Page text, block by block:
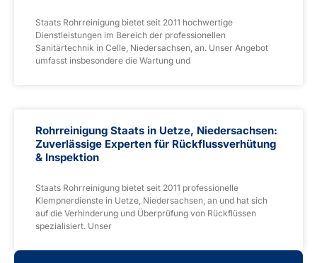
Staats Rohrreinigung bietet seit 2011 hochwertige
Dienstleistungen im Bereich der professionellen
Sanitärtechnik in Celle, Niedersachsen, an. Unser Angebot
umfasst insbesondere die Wartung und
Rohrreinigung Staats in Uetze, Niedersachsen:
Zuverlässige Experten für Rückflussverhütung
& Inspektion
Staats Rohrreinigung bietet seit 2011 professionelle
Klempnerdienste in Uetze, Niedersachsen, an und hat sich
auf die Verhinderung und Überprüfung von Rückflüssen
spezialisiert. Unser